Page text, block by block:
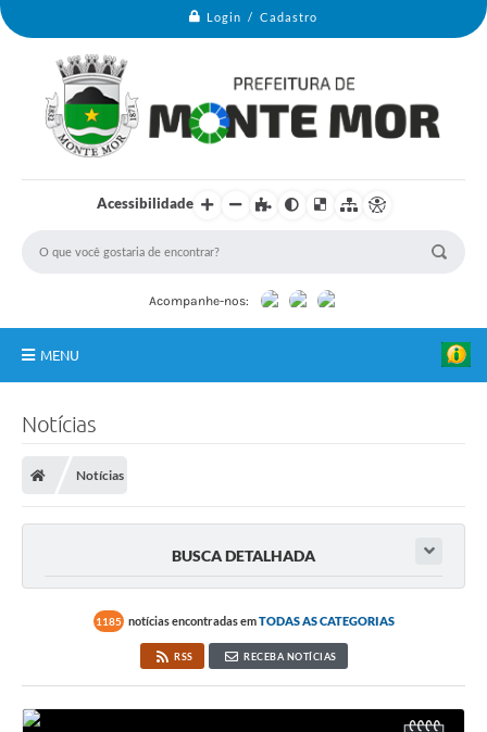
Login / Cadastro
Acessibilidade
Acompanhe-nos:
MENU
Notícias
Notícias
BUSCA DETALHADA
1185 notícias encontradas emTODAS AS CATEGORIAS
RSS RECEBA NOTÍCIAS